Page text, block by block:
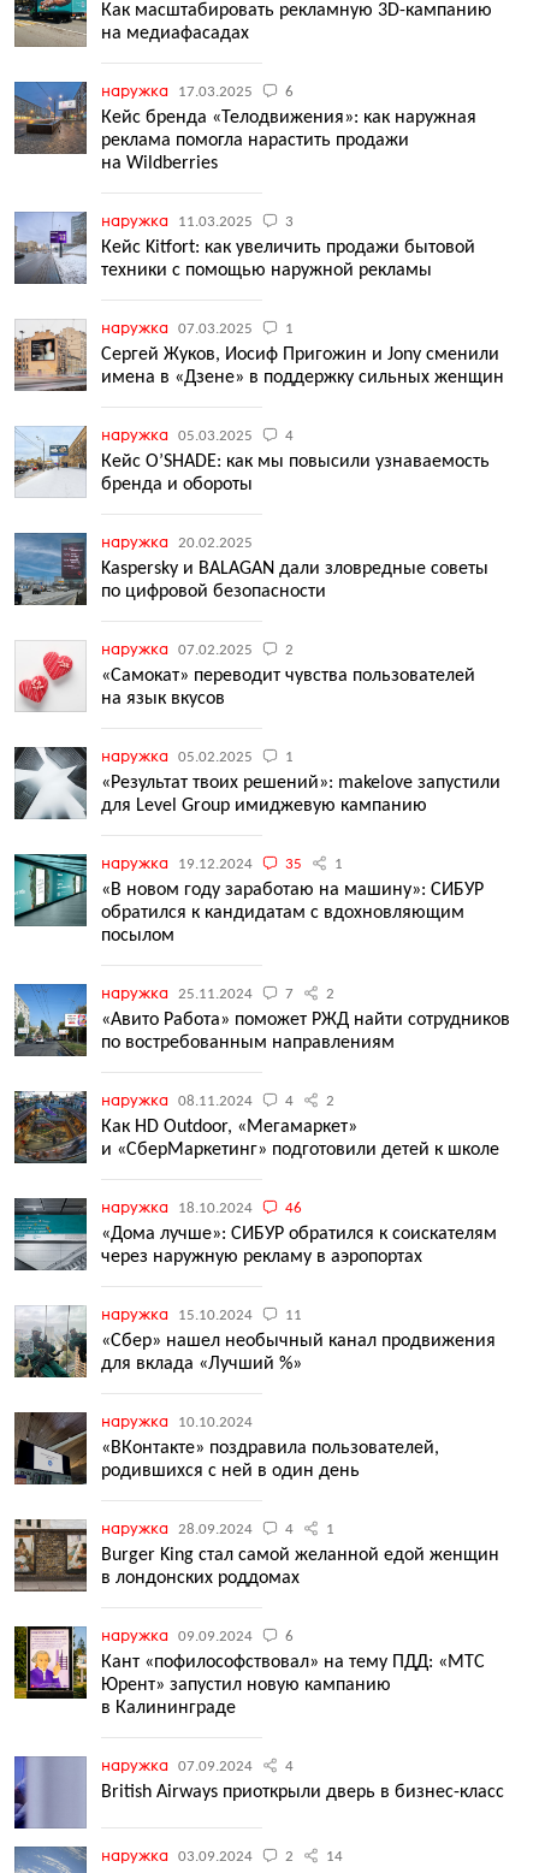
Как масштабировать рекламную 3D-кампанию
на медиафасадах
наружка 17.03.2025 6
Кейс бренда «Телодвижения»: как наружная
реклама помогла нарастить продажи
на Wildberries
наружка 11.03.2025 3
Кейс Kitfort: как увеличить продажи бытовой
техники с помощью наружной рекламы
наружка 07.03.2025 1
Сергей Жуков, Иосиф Пригожин и Jony сменили
имена в «Дзене» в поддержку сильных женщин
наружка 05.03.2025 4
Кейс O’SHADE: как мы повысили узнаваемость
бренда и обороты
наружка 20.02.2025
Kaspersky и BALAGAN дали зловредные советы
по цифровой безопасности
наружка 07.02.2025 2
«Самокат» переводит чувства пользователей
на язык вкусов
наружка 05.02.2025 1
«Результат твоих решений»: makelove запустили
для Level Group имиджевую кампанию
наружка 19.12.2024 35 1
«В новом году заработаю на машину»: СИБУР
обратился к кандидатам с вдохновляющим
посылом
наружка 25.11.2024 7 2
«Авито Работа» поможет РЖД найти сотрудников
по востребованным направлениям
наружка 08.11.2024 4 2
Как HD Outdoor, «Мегамаркет»
и «СберМаркетинг» подготовили детей к школе
наружка 18.10.2024 46
«Дома лучше»: СИБУР обратился к соискателям
через наружную рекламу в аэропортах
наружка 15.10.2024 11
«Сбер» нашел необычный канал продвижения
для вклада «Лучший %»
наружка 10.10.2024
«ВКонтакте» поздравила пользователей,
родившихся с ней в один день
наружка 28.09.2024 4 1
Burger King стал самой желанной едой женщин
в лондонских роддомах
наружка 09.09.2024 6
Кант «пофилософствовал» на тему ПДД: «МТС
Юрент» запустил новую кампанию
в Калининграде
наружка 07.09.2024 4
British Airways приоткрыли дверь в бизнес-класс
наружка 03.09.2024 2 14